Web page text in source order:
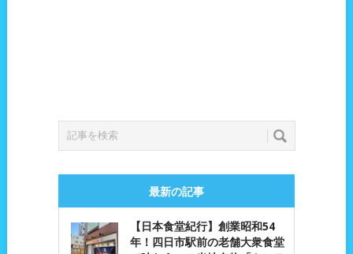
最新の記事
【日本食堂紀行】創業昭和54
年！四日市駅前の老舗大衆食堂